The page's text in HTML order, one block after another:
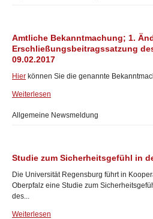
Amtliche Bekanntmachung; 1.
Erschließungsbeitragssatzung
09.02.2017
Hier können Sie die genannte
Weiterlesen
Allgemeine Newsmeldung
Studie zum Sicherheitsgefühl in
Die Universität Regensburg führt in
Oberpfalz eine Studie zum
des...
Weiterlesen